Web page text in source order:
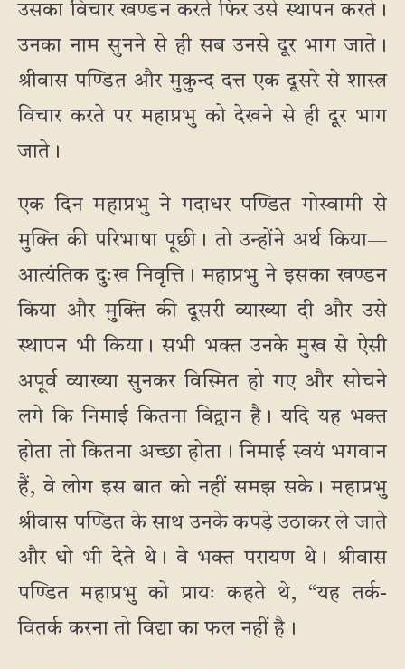
उसका विचार खण्डन करते फिर उसे स्थापन करते।
उनका नाम सुनने से ही सब उनसे दूर भाग जाते।
श्रीवास पण्डित और मुकुन्द दत्त एक दूसरे से शास्त्र
विचार करते पर महाप्रभु को देखने से ही दूर भाग
जाते।
एक दिन महाप्रभु ने गदाधर पण्डित गोस्वामी से
मुक्ति की परिभाषा पूछी। तो उन्होंने अर्थ किया—
आत्यंतिक दुःख निवृत्ति। महाप्रभु ने इसका खण्डन
किया और मुक्ति की दूसरी व्याख्या दी और उसे
स्थापन भी किया। सभी भक्त उनके मुख से ऐसी
अपूर्व व्याख्या सुनकर विस्मित हो गए और सोचने
लगे कि निमाई कितना विद्वान है। यदि यह भक्त
होता तो कितना अच्छा होता। निमाई स्वयं भगवान
हैं, वे लोग इस बात को नहीं समझ सके। महाप्रभु
श्रीवास पण्डित के साथ उनके कपड़े उठाकर ले जाते
और धो भी देते थे। वे भक्त परायण थे। श्रीवास
पण्डित महाप्रभु को प्रायः कहते थे, “यह तर्क-
वितर्क करना तो विद्या का फल नहीं है।